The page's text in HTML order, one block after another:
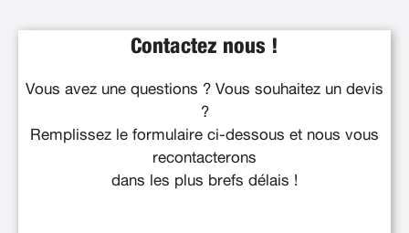
Contactez nous !
Vous avez une questions ? Vous souhaitez un devis
?
Remplissez le formulaire ci-dessous et nous vous
recontacterons
dans les plus brefs délais !